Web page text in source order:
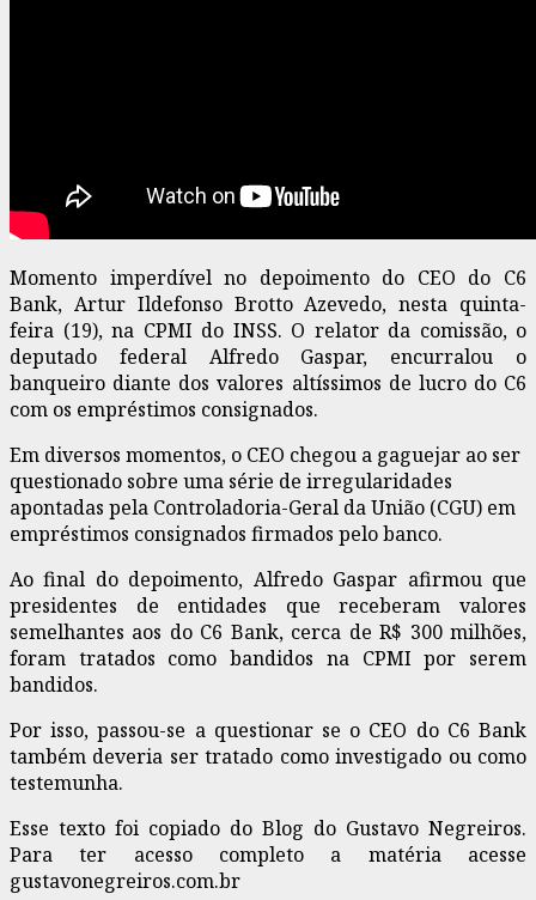
Momento imperdível no depoimento do CEO do C6
Bank, Artur Ildefonso Brotto Azevedo, nesta quinta-
feira (19), na CPMI do INSS. O relator da comissão, o
deputado federal Alfredo Gaspar, encurralou o
banqueiro diante dos valores altíssimos de lucro do C6
com os empréstimos consignados.
Em diversos momentos, o CEO chegou a gaguejar ao ser
questionado sobre uma série de irregularidades
apontadas pela Controladoria-Geral da União (CGU) em
empréstimos consignados firmados pelo banco.
Ao final do depoimento, Alfredo Gaspar afirmou que
presidentes de entidades que receberam valores
semelhantes aos do C6 Bank, cerca de R$ 300 milhões,
foram tratados como bandidos na CPMI por serem
bandidos.
Por isso, passou-se a questionar se o CEO do C6 Bank
também deveria ser tratado como investigado ou como
testemunha.
Esse texto foi copiado do Blog do Gustavo Negreiros.
Para ter acesso completo a matéria acesse
gustavonegreiros.com.br